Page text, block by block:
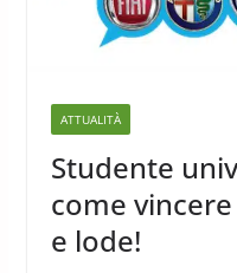
ATTUALITÀ
Studente
come
e lode!